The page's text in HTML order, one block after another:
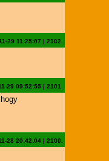
29 11:25:07 | 2102.
29 09:52:55| 2101.
28 20:42:04| 2100.